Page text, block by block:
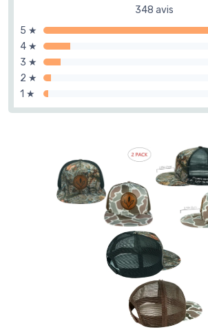
348 avis
5 ★
4 ★
3 ★
2 ★
1 ★